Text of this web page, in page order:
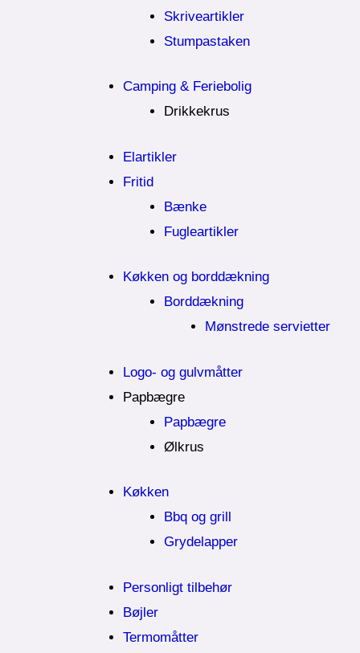
Skriveartikler
Stumpastaken
Camping & Feriebolig
Drikkekrus
Elartikler
Fritid
Bænke
Fugleartikler
Køkken og borddækning
Borddækning
Mønstrede servietter
Logo- og gulvmåtter
Papbægre
Papbægre
Ølkrus
Køkken
Bbq og grill
Grydelapper
Personligt tilbehør
Bøjler
Termomåtter